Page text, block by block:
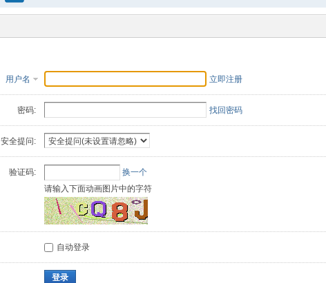
搜
用户名 立即注册
密码: 找回密码
安全提问:
验证码:
换一个
请输入下面动画图片中的字符
自动登录
登录